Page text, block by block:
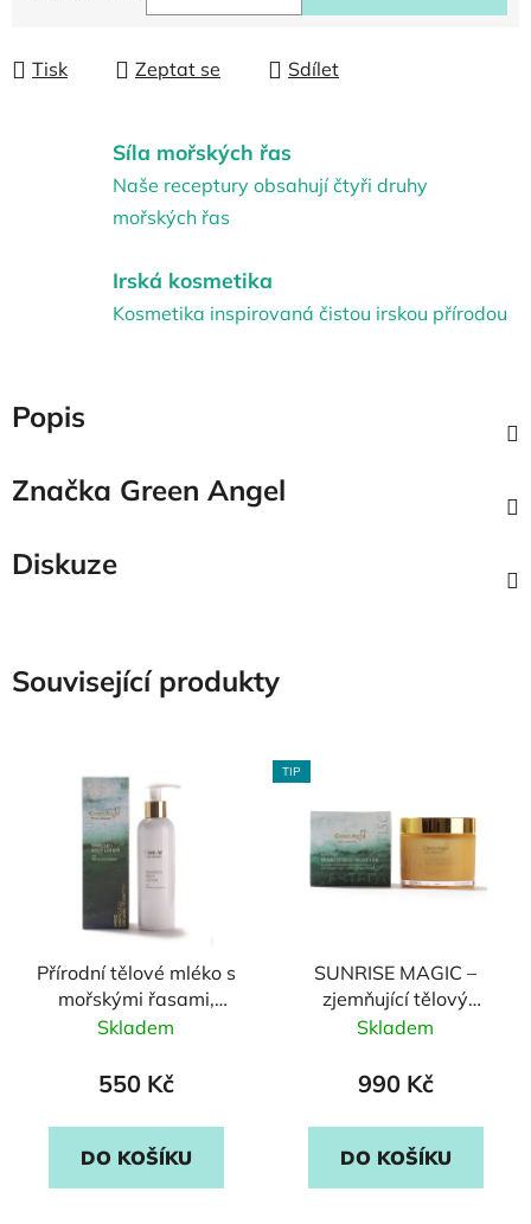
Tisk Zeptat se Sdílet
Síla mořských řas
Naše receptury obsahují čtyři druhy
mořských řas
Irská kosmetika
Kosmetika inspirovaná čistou irskou přírodou
Popis
Značka Green Angel
Diskuze
Související produkty
Přírodní tělové mléko s
mořskými řasami,
neroli a heřmánkem
Skladem
550 Kč
DO KOŠÍKU
TIP
SUNRISE MAGIC –
zjemňující tělový
peeling s mořskými
Skladem
990 Kč
DO KOŠÍKU